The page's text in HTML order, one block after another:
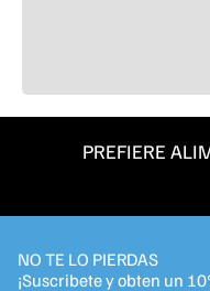
PREFIERE
NO TE LO PIERDAS